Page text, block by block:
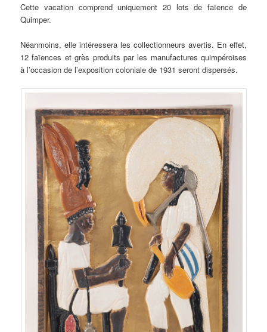
Cette vacation comprend uniquement 20 lots de faïence de
Quimper.
Néanmoins, elle intéressera les collectionneurs avertis. En effet,
12 faïences et grès produits par les manufactures quimpéroises
à l’occasion de l’exposition coloniale de 1931 seront dispersés.